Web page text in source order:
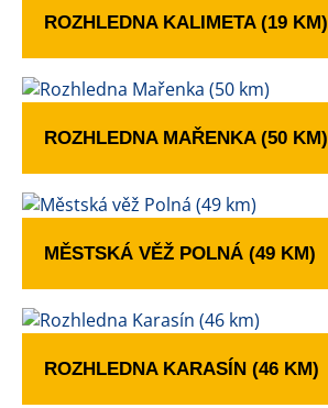
ROZHLEDNA KALIMETA (19 KM)
ROZHLEDNA MAŘENKA (50 KM)
MĚSTSKÁ VĚŽ POLNÁ (49 KM)
ROZHLEDNA KARASÍN (46 KM)